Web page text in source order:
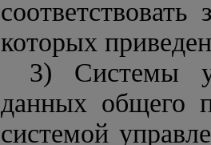
которых
3) Системы
данных общего
системой